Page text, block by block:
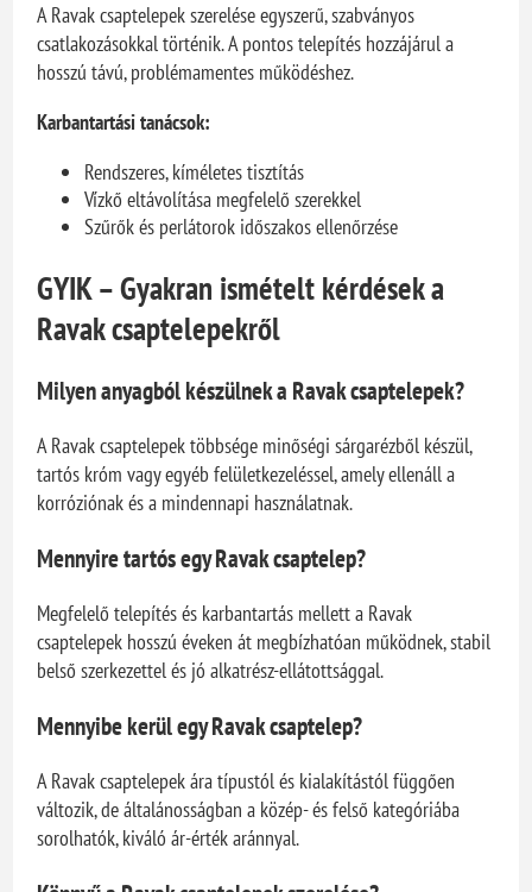
A Ravak csaptelepek szerelése egyszerű, szabványos
csatlakozásokkal történik. A pontos telepítés hozzájárul a
hosszú távú, problémamentes működéshez.
Karbantartási tanácsok:
Rendszeres, kíméletes tisztítás
Vízkő eltávolítása megfelelő szerekkel
Szűrők és perlátorok időszakos ellenőrzése
GYIK – Gyakran ismételt kérdések a
Ravak csaptelepekről
Milyen anyagból készülnek a Ravak csaptelepek?
A Ravak csaptelepek többsége minőségi sárgarézből készül,
tartós króm vagy egyéb felületkezeléssel, amely ellenáll a
korróziónak és a mindennapi használatnak.
Mennyire tartós egy Ravak csaptelep?
Megfelelő telepítés és karbantartás mellett a Ravak
csaptelepek hosszú éveken át megbízhatóan működnek, stabil
belső szerkezettel és jó alkatrész-ellátottsággal.
Mennyibe kerül egy Ravak csaptelep?
A Ravak csaptelepek ára típustól és kialakítástól függően
változik, de általánosságban a közép- és felső kategóriába
sorolhatók, kiváló ár-érték aránnyal.